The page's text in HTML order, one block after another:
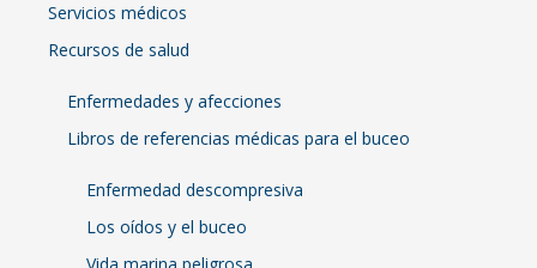
Servicios médicos
Recursos de salud
Enfermedades y afecciones
Libros de referencias médicas para el buceo
Enfermedad descompresiva
Los oídos y el buceo